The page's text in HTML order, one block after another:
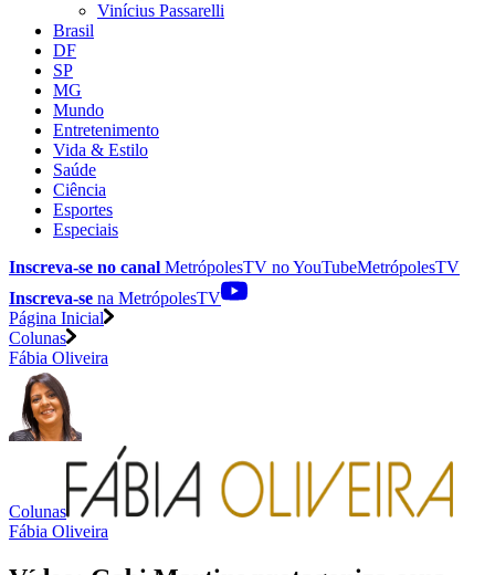
Vinícius Passarelli
Brasil
DF
SP
MG
Mundo
Entretenimento
Vida & Estilo
Saúde
Ciência
Esportes
Especiais
Inscreva-se no canal MetrópolesTV noYouTubeMetrópolesTV
Inscreva-se na MetrópolesTV
Página Inicial
Colunas
Fábia Oliveira
Colunas
Fábia Oliveira